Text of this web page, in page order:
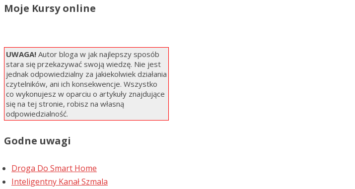
Moje Kursy online
UWAGA! Autor bloga w jak najlepszy sposób
stara się przekazywać swoją wiedzę. Nie jest
jednak odpowiedzialny za jakiekolwiek działania
czytelników, ani ich konsekwencje. Wszystko
co wykonujesz w oparciu o artykuły znajdujące
się na tej stronie, robisz na własną
odpowiedzialność.
Godne uwagi
Droga Do Smart Home
Inteligentny Kanał Szmala